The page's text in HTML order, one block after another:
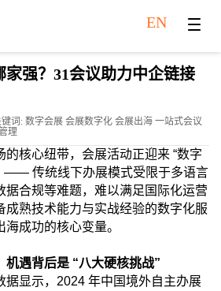
EN
强？31会议助力中企链接
词: 数字会展 会展数字化 会展出海 一站式会议
理
核心纽带，会展活动正迎来 “数字
—— 传统线下办展模式受限于多语言
据合规等难题，难以满足国际化运营
成熟技术能力与实战经验的数字化服
成功的核心变量。
机遇背后是 “八大硬核挑战”
据显示，2024 年中国境外自主办展